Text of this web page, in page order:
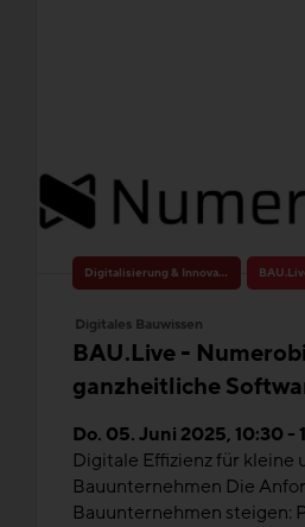
Digitalisierung & Innovation
Digitales Bauwissen
BAU.Live -
ganzheitliche
Bauunternehmen –
Web-App für Ihre
Do. 05. Juni 2025, 10:30 -
Digitale Effizienz für kleine
Bauunternehmen Die
Bauunternehmen steigen: